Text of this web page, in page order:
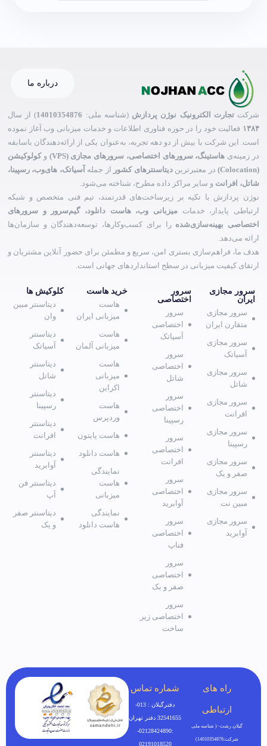
درباره ما
شرکتتجارت الکترونیک نوژن پردازش (شناسه ملی: 14010354876) از سال
۱۳۸۴ فعالیت خود را در حوزه فناوری اطلاعات و خدمات میزبانی وب آغاز نموده
است. این شرکت با بیش از دو دهه تجربه، به‌عنوان یکی از ارائه‌دهندگان باسابقه
در زمینه‌ی هاستینگ، سرورهای اختصاصی، سرورهای مجازی (VPS) وکولوکیشن
(Colocation)
در معتبرتریندیتاسنترهای کشور از جمله آسیاتک، های‌وب، رسپینا،
شاتل، افرانت و سایر مراکز داده مطرح، شناخته می‌شود.
نوژن پردازش با تکیه بر زیرساخت‌های قدرتمند، تیم فنی متخصص و شبکه
ارتباطی پایدار، خدمات میزبانی وب، هاست دانلود، گیم‌سرور و سرورهای
اختصاصی بهینه‌سازی‌شده را برای کسب‌وکارها، توسعه‌دهندگان و سازمان‌ها
ارائه می‌دهد.
هدف ما، فراهم‌سازی بستری امن، سریع و مطمئن برای حضور آنلاین مشتریان و
ارتقای کیفیت میزبانی در سطح استانداردهای جهانی است.
سرور مجازی
ایران
سرور مجازی
متقارن ایران
سرور مجازی
آسیاتک
سرور مجازی
شاتل
سرور مجازی
افرانت
سرور مجازی
رسپینا
سرور مجازی
صفر و یک
سرور مجازی
مبین نت
سرور مجازی
آوابرید
سرور
اختصاصی
سرور
اختصاصی
آسیاتک
سرور
اختصاصی
شاتل
سرور
اختصاصی
رسپینا
سرور
اختصاصی
افرانت
سرور
اختصاصی
آوابرید
سرور
اختصاصی
فناپ
سرور
اختصاصی
صفر و یک
سرور
اختصاصی زیر
ساخت
خرید هاست
هاست
میزبانی ایران
هاست
میزبانی آلمان
هاست
میزبانی
اکراین
هاست
وردپرس
هاست پایتون
هاست دانلود
نمایندگی
هاست
میزبانی
نمایندگی
هاست دانلود
کلوکیش ها
دیتاسنتر مبین
وان
دیتاسنتر
آسیاتک
دیتاسنتر
شاتل
دیتاسنتر
رسپینا
دیتاسنتر
افرانت
دیتاسنتر
آوابرید
دیتاسنتر فن
آپ
دیتاسنتر صفر
و یک
راه های
ارتباطی
گیلان رشت- ( شناسه ملی
شرکت:14010354876)
شماره تماس
دفترگیلان : 013-
32541655 دفتر تهران
:02128424890-
02191018520